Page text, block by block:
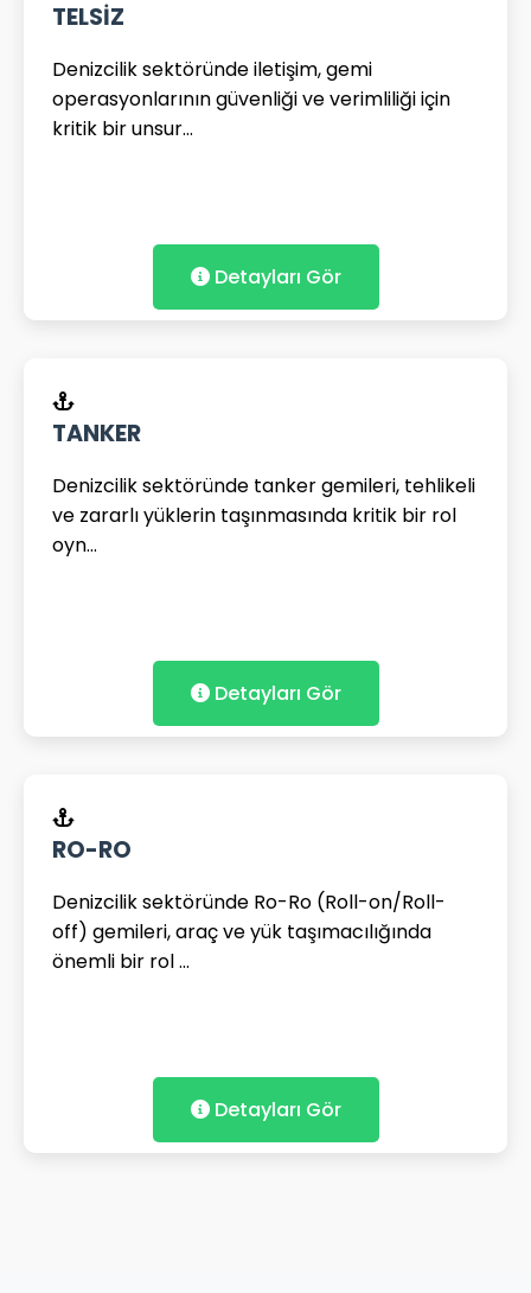
TELSİZ
Denizcilik sektöründe iletişim, gemi
operasyonlarının güvenliği ve verimliliği için
kritik bir unsur...
Detayları Gör
TANKER
Denizcilik sektöründe tanker gemileri, tehlikeli
ve zararlı yüklerin taşınmasında kritik bir rol
oyn...
Detayları Gör
RO-RO
Denizcilik sektöründe Ro-Ro (Roll-on/Roll-
off) gemileri, araç ve yük taşımacılığında
önemli bir rol ...
Detayları Gör